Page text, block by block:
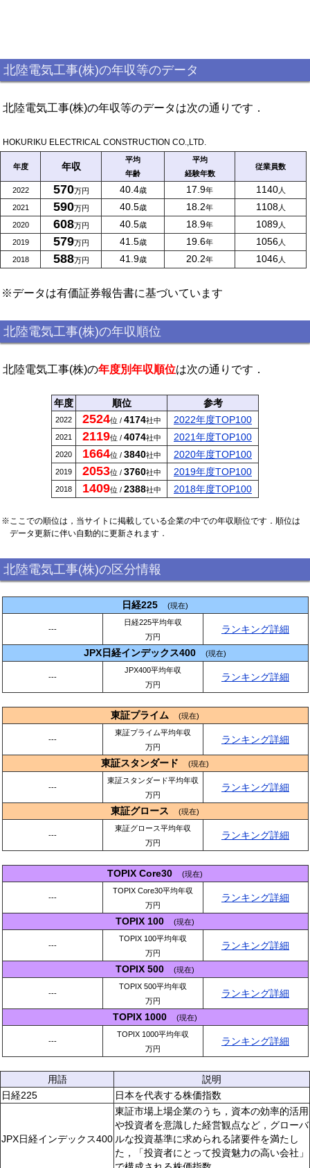
北陸電気工事(株)の年収等のデータ
北陸電気工事(株)の年収等のデータは次の通りです．
HOKURIKU ELECTRICAL CONSTRUCTION CO.,LTD.
年度 年収
平均
年齢
平均
経験年数
従業員数
2022 570万円 40.4歳 17.9年 1140人
2021 590万円 40.5歳 18.2年 1108人
2020 608万円 40.5歳 18.9年 1089人
2019 579万円 41.5歳 19.6年 1056人
2018 588万円 41.9歳 20.2年 1046人
※データは有価証券報告書に基づいています
北陸電気工事(株)の年収順位
北陸電気工事(株)の年度別年収順位は次の通りです．
年度 順位 参考
2022 2524位 / 4174社中 2022年度TOP100
2021 2119位 / 4074社中 2021年度TOP100
2020 1664位 / 3840社中 2020年度TOP100
2019 2053位 / 3760社中 2019年度TOP100
2018 1409位 / 2388社中 2018年度TOP100
※ここでの順位は，当サイトに掲載している企業の中での年収順位です．順位は
データ更新に伴い自動的に更新されます．
北陸電気工事(株)の区分情報
日経225 (現在)
---
日経225平均年収
万円
ランキング詳細
JPX日経インデックス400 (現在)
---
JPX400平均年収
万円
ランキング詳細
東証プライム (現在)
---
東証プライム平均年収
万円
ランキング詳細
東証スタンダード (現在)
---
東証スタンダード平均年収
万円
ランキング詳細
東証グロース (現在)
---
東証グロース平均年収
万円
ランキング詳細
TOPIX Core30 (現在)
---
TOPIX Core30平均年収
万円
ランキング詳細
TOPIX 100 (現在)
---
TOPIX 100平均年収
万円
ランキング詳細
TOPIX 500 (現在)
---
TOPIX 500平均年収
万円
ランキング詳細
TOPIX 1000 (現在)
---
TOPIX 1000平均年収
万円
ランキング詳細
用語
説明
日経225
日本を代表する株価指数
JPX日経インデックス400
東証市場上場企業のうち，資本の効率的活用
や投資者を意識した経営観点など，グローバ
ルな投資基準に求められる諸要件を満たし
た，「投資者にとって投資魅力の高い会社」